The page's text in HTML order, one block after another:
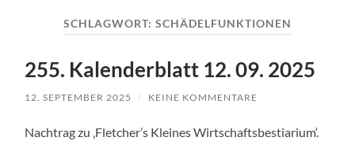
SCHLAGWORT: SCHÄDELFUNKTIONEN
255. Kalenderblatt 12. 09. 2025
12. SEPTEMBER 2025 / KEINE KOMMENTARE
Nachtrag zu ‚Fletcher’s Kleines Wirtschaftsbestiarium‘.